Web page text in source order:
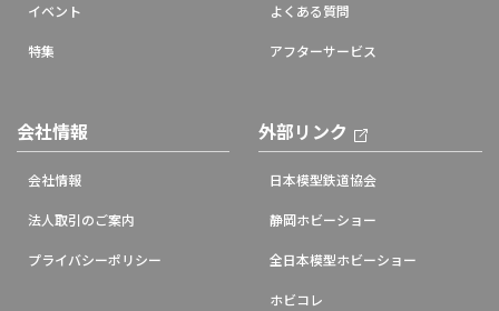
イベント
特集
よくある質問
アフターサービス
会社情報
会社情報
法人取引のご案内
プライバシーポリシー
外部リンク
日本模型鉄道協会
静岡ホビーショー
全日本模型ホビーショー
ホビコレ